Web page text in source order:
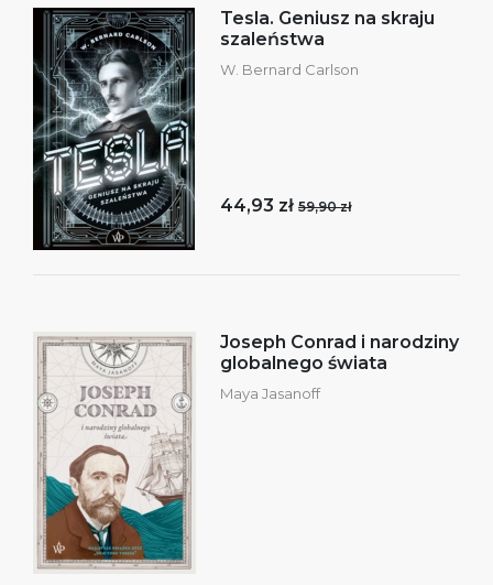
Tesla. Geniusz na skraju
szaleństwa
W. Bernard Carlson
44,93 zł 59,90 zł
Joseph Conrad i narodziny
globalnego świata
Maya Jasanoff